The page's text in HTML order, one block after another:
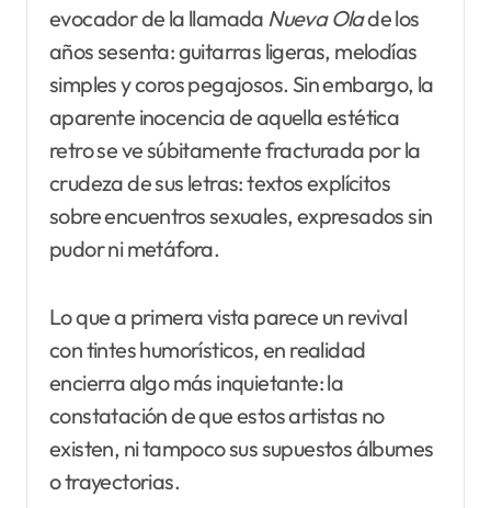
evocador de la llamada Nueva Olade los
años sesenta: guitarras ligeras, melodías
simples y coros pegajosos. Sin embargo, la
aparente inocencia de aquella estética
retro se ve súbitamente fracturada por la
crudeza de sus letras: textos explícitos
sobre encuentros sexuales, expresados sin
pudor ni metáfora.
Lo que a primera vista parece un revival
con tintes humorísticos, en realidad
encierra algo más inquietante: la
constatación de que estos artistas no
existen, ni tampoco sus supuestos álbumes
o trayectorias.